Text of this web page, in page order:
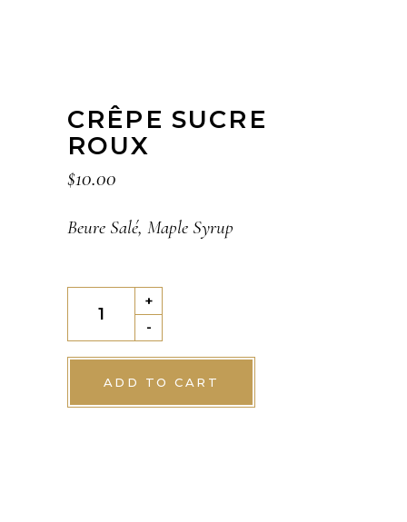
CRÊPE SUCRE
ROUX
$10.00
Beure Salé, Maple Syrup
ROUX
quantity
-
+
ADD TO CART